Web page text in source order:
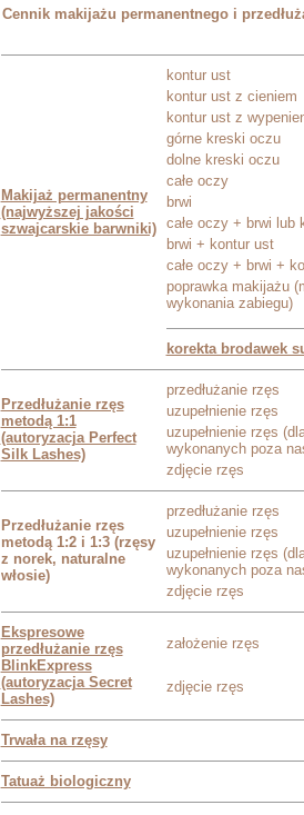
Cennik makijażu permanentnego i
Makijaż permanentny
(najwyższej jakości
szwajcarskie barwniki)
kontur ust
kontur ust z cieniem
kontur ust z
górne kreski oczu
dolne kreski oczu
całe oczy
brwi
całe oczy + brwi lub
brwi + kontur ust
całe oczy + brwi +
poprawka makijażu
wykonania zabiegu)
korekta brodawek
Przedłużanie rzęs
metodą 1:1
(autoryzacja Perfect
Silk Lashes)
przedłużanie rzęs
uzupełnienie rzęs
uzupełnienie rzęs
wykonanych poza
zdjęcie rzęs
Przedłużanie rzęs
metodą 1:2 i 1:3 (rzęsy
z norek, naturalne
włosie)
przedłużanie rzęs
uzupełnienie rzęs
uzupełnienie rzęs
wykonanych poza
zdjęcie rzęs
Ekspresowe
przedłużanie rzęs
BlinkExpress
(autoryzacja Secret
Lashes)
założenie rzęs
zdjęcie rzęs
Trwała na rzęsy
Tatuaż biologiczny